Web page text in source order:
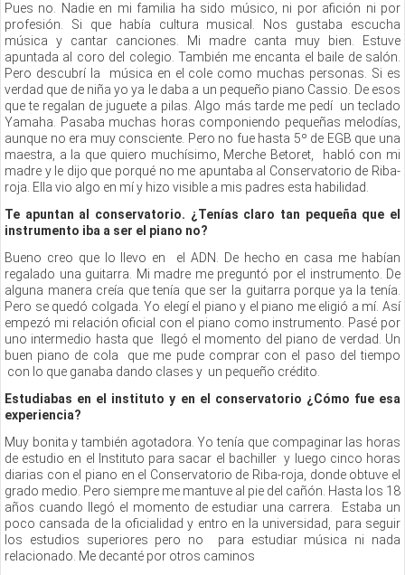
Pues no. Nadie en mi familia ha sido músico, ni por afición ni por
profesión. Si que había cultura musical. Nos gustaba escucha
música y cantar canciones. Mi madre canta muy bien. Estuve
apuntada al coro del colegio. También me encanta el baile de salón.
Pero descubrí la música en el cole como muchas personas. Si es
verdad que de niña yo ya le daba a un pequeño piano Cassio. De esos
que te regalan de juguete a pilas. Algo más tarde me pedí un teclado
Yamaha. Pasaba muchas horas componiendo pequeñas melodías,
aunque no era muy consciente. Pero no fue hasta 5º de EGB que una
maestra, a la que quiero muchísimo, Merche Betoret, habló con mi
madre y le dijo que porqué no me apuntaba al Conservatorio de Riba-
roja. Ella vio algo en mí y hizo visible a mis padres esta habilidad.
Te apuntan al conservatorio. ¿Tenías claro tan pequeña que el
instrumento iba a ser el piano no?
Bueno creo que lo llevo en el ADN. De hecho en casa me habían
regalado una guitarra. Mi madre me preguntó por el instrumento. De
alguna manera creía que tenía que ser la guitarra porque ya la tenía.
Pero se quedó colgada. Yo elegí el piano y el piano me eligió a mí. Así
empezó mi relación oficial con el piano como instrumento. Pasé por
uno intermedio hasta que llegó el momento del piano de verdad. Un
buen piano de cola que me pude comprar con el paso del tiempo
con lo que ganaba dando clases y un pequeño crédito.
Estudiabas en el instituto y en el conservatorio ¿Cómo fue esa
experiencia?
Muy bonita y también agotadora. Yo tenía que compaginar las horas
de estudio en el Instituto para sacar el bachiller y luego cinco horas
diarias con el piano en el Conservatorio de Riba-roja, donde obtuve el
grado medio. Pero siempre me mantuve al pie del cañón. Hasta los 18
años cuando llegó el momento de estudiar una carrera. Estaba un
poco cansada de la oficialidad y entro en la universidad, para seguir
los estudios superiores pero no para estudiar música ni nada
relacionado. Me decanté por otros caminos